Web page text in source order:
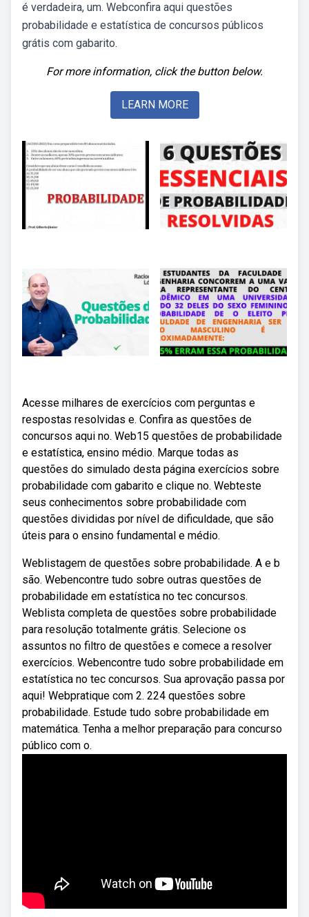
é verdadeira, um. Webconfira aqui questões
probabilidade e estatística de concursos públicos
grátis com gabarito.
For more information, click the button below.
LEARN MORE
Acesse milhares de exercícios com perguntas e
respostas resolvidas e. Confira as questões de
concursos aqui no. Web15 questões de probabilidade
e estatística, ensino médio. Marque todas as
questões do simulado desta página exercícios sobre
probabilidade com gabarito e clique no. Webteste
seus conhecimentos sobre probabilidade com
questões divididas por nível de dificuldade, que são
úteis para o ensino fundamental e médio.
Weblistagem de questões sobre probabilidade. A e b
são. Webencontre tudo sobre outras questões de
probabilidade em estatística no tec concursos.
Weblista completa de questões sobre probabilidade
para resolução totalmente grátis. Selecione os
assuntos no filtro de questões e comece a resolver
exercícios. Webencontre tudo sobre probabilidade em
estatística no tec concursos. Sua aprovação passa por
aqui! Webpratique com 2. 224 questões sobre
probabilidade. Estude tudo sobre probabilidade em
matemática. Tenha a melhor preparação para concurso
público com o.